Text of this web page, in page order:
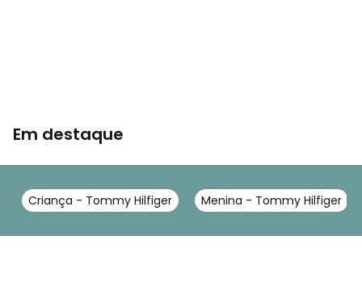
Em destaque
Criança - Tommy Hilfiger Menina - Tommy Hilfiger